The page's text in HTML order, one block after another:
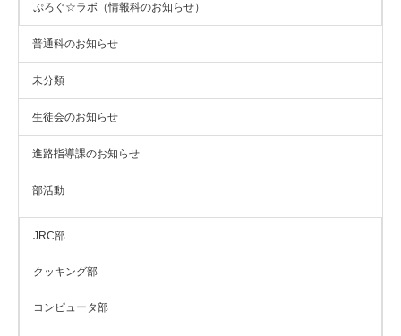
ぷろぐ☆ラボ（情報科のお知らせ）
普通科のお知らせ
未分類
生徒会のお知らせ
進路指導課のお知らせ
部活動
JRC部
クッキング部
コンピュータ部